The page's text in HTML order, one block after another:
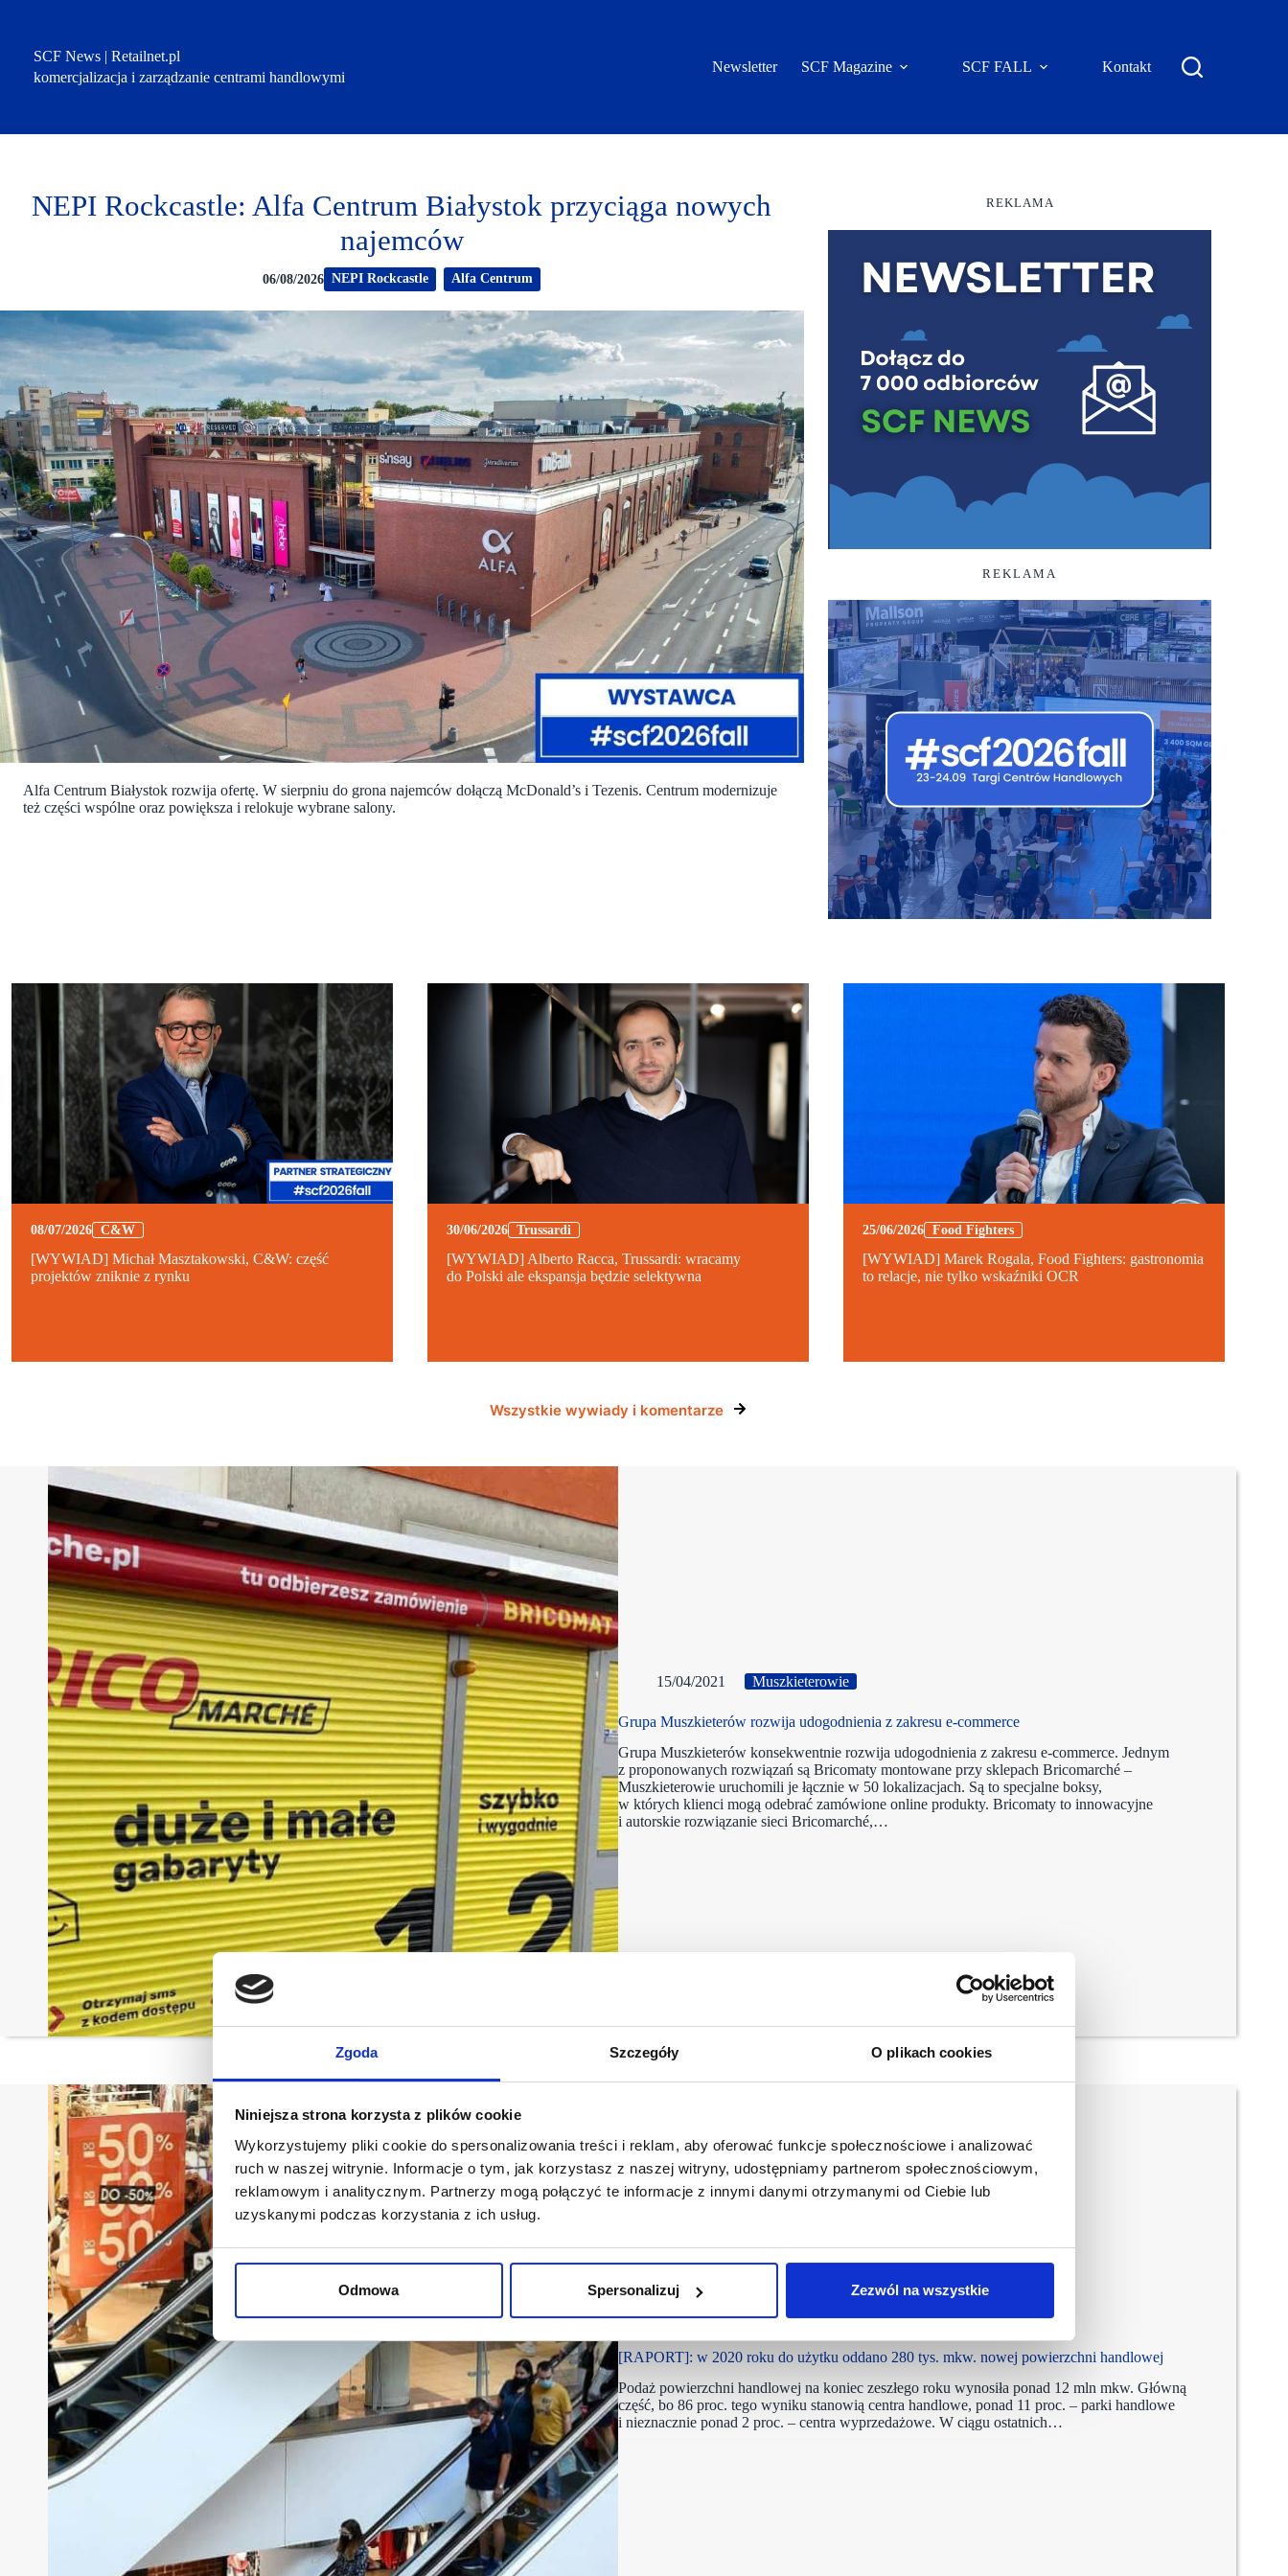
Zgoda Szczegóły O plikach cookies
Niniejsza strona korzysta z plików cookie
Wykorzystujemy pliki cookie do spersonalizowania treści i reklam, aby oferować funkcje społecznościowe i analizować
ruch w naszej witrynie. Informacje o tym, jak korzystasz z naszej witryny, udostępniamy partnerom społecznościowym,
reklamowym i analitycznym. Partnerzy mogą połączyć te informacje z innymi danymi otrzymanymi od Ciebie lub
uzyskanymi podczas korzystania z ich usług.
Odmowa Spersonalizuj Zezwól na wszystkie
SCF News | Retailnet.pl
komercjalizacja i zarządzanie centrami handlowymi
Newsletter SCF Magazine SCF FALL Kontakt
NEPI Rockcastle: Alfa Centrum Białystok przyciąga nowych
najemców
06/08/2026 NEPI Rockcastle Alfa Centrum
Alfa Centrum Białystok rozwija ofertę. W sierpniu do grona najemców dołączą McDonald’s i Tezenis. Centrum modernizuje
też części wspólne oraz powiększa i relokuje wybrane salony.
REKLAMA
REKLAMA
08/07/2026 C&W
[WYWIAD] Michał Masztakowski, C&W: część
projektów zniknie z rynku
30/06/2026 Trussardi
[WYWIAD] Alberto Racca, Trussardi: wracamy
do Polski ale ekspansja będzie selektywna
25/06/2026 Food Fighters
[WYWIAD] Marek Rogala, Food Fighters: gastronomia
to relacje, nie tylko wskaźniki OCR
Wszystkie wywiady i komentarze
15/04/2021 Muszkieterowie
Grupa Muszkieterów rozwija udogodnienia z zakresu e-commerce
Grupa Muszkieterów konsekwentnie rozwija udogodnienia z zakresu e-commerce. Jednym
z proponowanych rozwiązań są Bricomaty montowane przy sklepach Bricomarché –
Muszkieterowie uruchomili je łącznie w 50 lokalizacjach. Są to specjalne boksy,
w których klienci mogą odebrać zamówione online produkty. Bricomaty to innowacyjne
i autorskie rozwiązanie sieci Bricomarché,…
15/04/2021 PRCH
[RAPORT]: w 2020 roku do użytku oddano 280 tys. mkw. nowej powierzchni handlowej
Podaż powierzchni handlowej na koniec zeszłego roku wynosiła ponad 12 mln mkw. Główną
część, bo 86 proc. tego wyniku stanowią centra handlowe, ponad 11 proc. – parki handlowe
i nieznacznie ponad 2 proc. – centra wyprzedażowe. W ciągu ostatnich…